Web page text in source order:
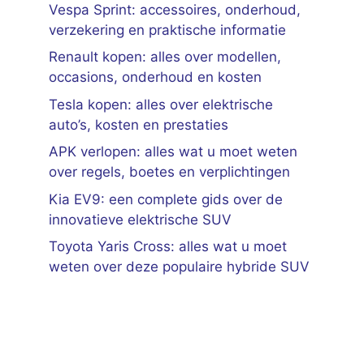
Vespa Sprint: accessoires, onderhoud,
verzekering en praktische informatie
Renault kopen: alles over modellen,
occasions, onderhoud en kosten
Tesla kopen: alles over elektrische
auto’s, kosten en prestaties
APK verlopen: alles wat u moet weten
over regels, boetes en verplichtingen
Kia EV9: een complete gids over de
innovatieve elektrische SUV
Toyota Yaris Cross: alles wat u moet
weten over deze populaire hybride SUV